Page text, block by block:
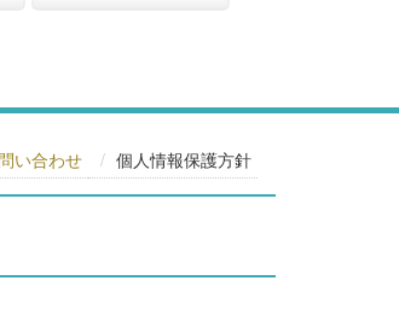
い合わせ 個人情報保護方針